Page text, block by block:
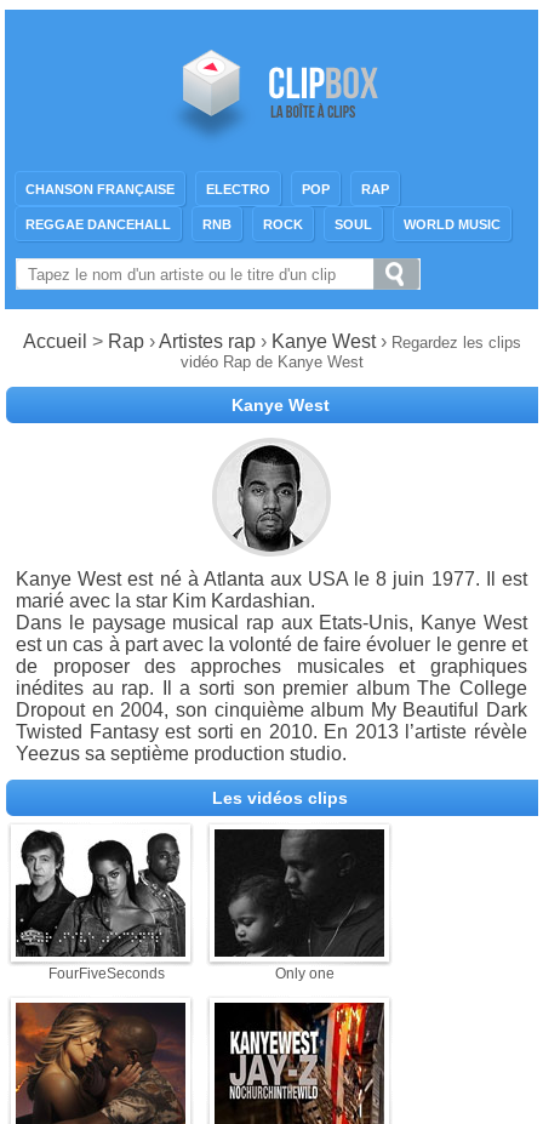
CHANSON FRANÇAISE ELECTRO POP RAP
REGGAE DANCEHALL RNB ROCK SOUL WORLD MUSIC
Accueil > Rap› Artistes rap› Kanye West› Regardez les clips
vidéo Rap de Kanye West
Kanye West
Kanye West est né à Atlanta aux USA le 8 juin 1977. Il est
marié avec la star Kim Kardashian.
Dans le paysage musical rap aux Etats-Unis, Kanye West
est un cas à part avec la volonté de faire évoluer le genre et
de proposer des approches musicales et graphiques
inédites au rap. Il a sorti son premier album The College
Dropout en 2004, son cinquième album My Beautiful Dark
Twisted Fantasy est sorti en 2010. En 2013 l’artiste révèle
Yeezus sa septième production studio.
Les vidéos clips
FourFiveSeconds Only one